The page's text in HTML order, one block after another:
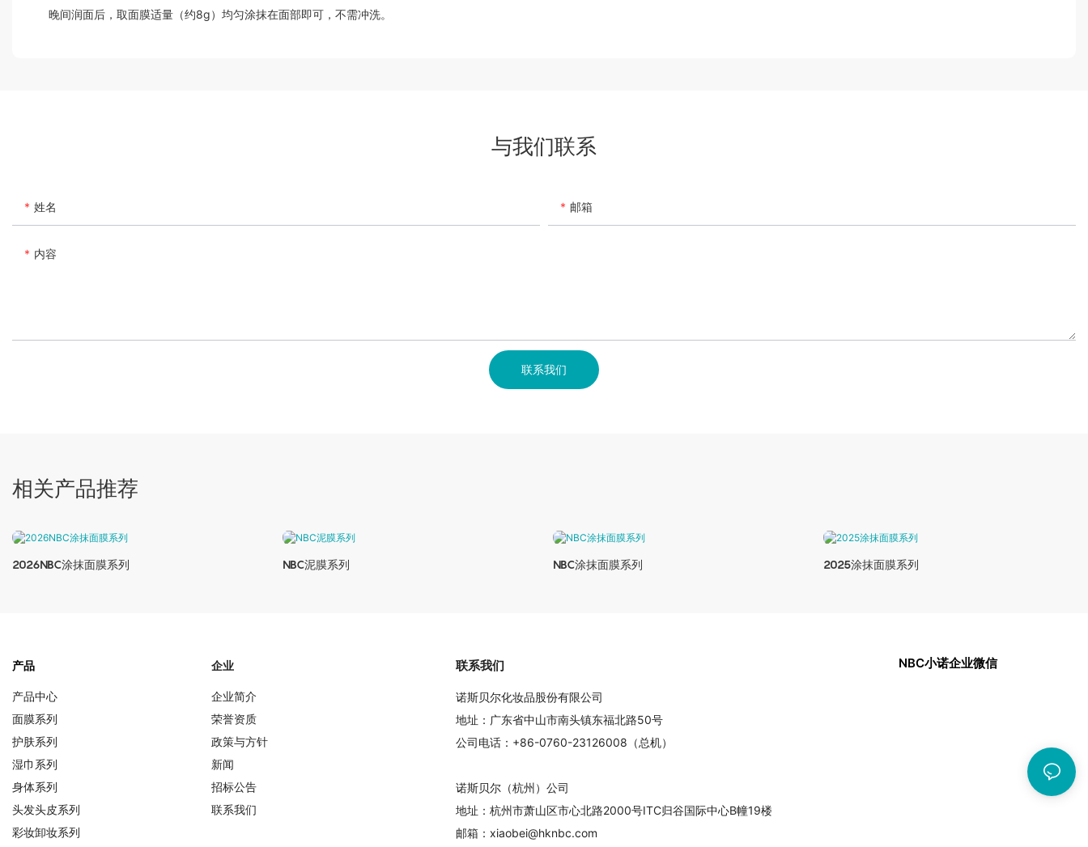
晚间润面后，取面膜适量（约8g）均匀涂抹在面部即可，不需冲洗。
与我们联系
姓名 邮箱
内容
联系我们
相关产品推荐
2026NBC涂抹面膜系列 NBC泥膜系列 NBC涂抹面膜系列 2025涂抹面膜系列
产品
产品中心
面膜系列
护肤系列
湿巾系列
身体系列
头发头皮系列
彩妆卸妆系列
企业
企业简介
荣誉资质
政策与方针
新闻
招标公告
联系我们
联系我们
诺斯贝尔化妆品股份有限公司
地址：广东省中山市南头镇东福北路50号
公司电话：+86-0760-23126008（总机）
诺斯贝尔（杭州）公司
地址：杭州市萧山区市心北路2000号ITC归谷国际中心B幢19楼
邮箱：xiaobei@hknbc.com
NBC小诺企业微信